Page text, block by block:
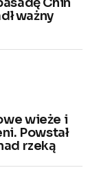
ważny
wieże i
Powstał
rzeką